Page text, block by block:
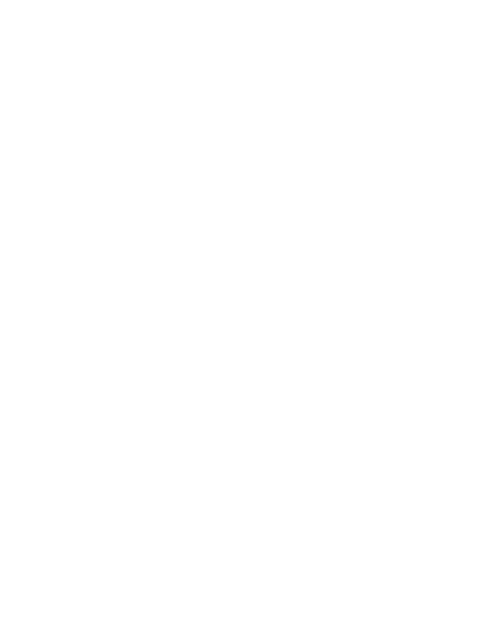
了承ください。
をご了承くださ
ようお願いしま
にご登録され
とをご了承くだ
ず変更すること
下、フタル酸ジブチ
はありません。
品に未対応品が
) : 1000ppm、
、
ない年数を意
可)を取得する
要な手段を講じ
これらの製造装
通知します。
、取り引きをい
ムロン制御